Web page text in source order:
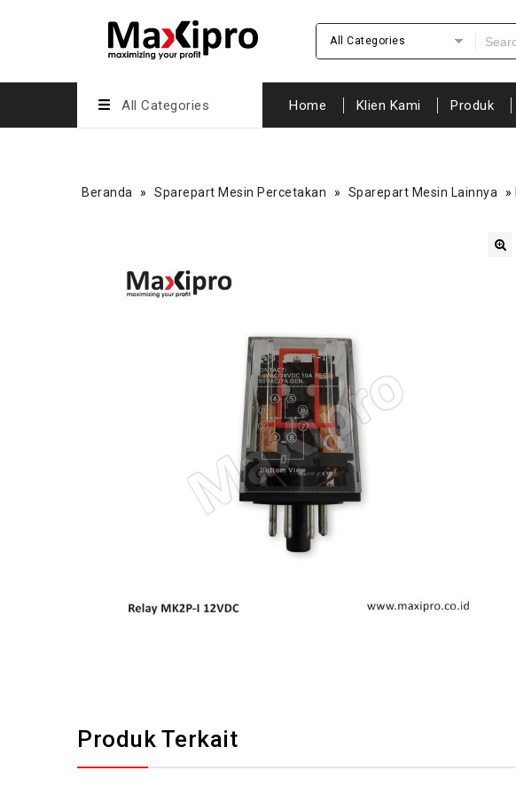
All Categories
All Categories Home Klien Kami Produk
Beranda » Sparepart Mesin Percetakan » Sparepart Mesin Lainnya »
Produk Terkait